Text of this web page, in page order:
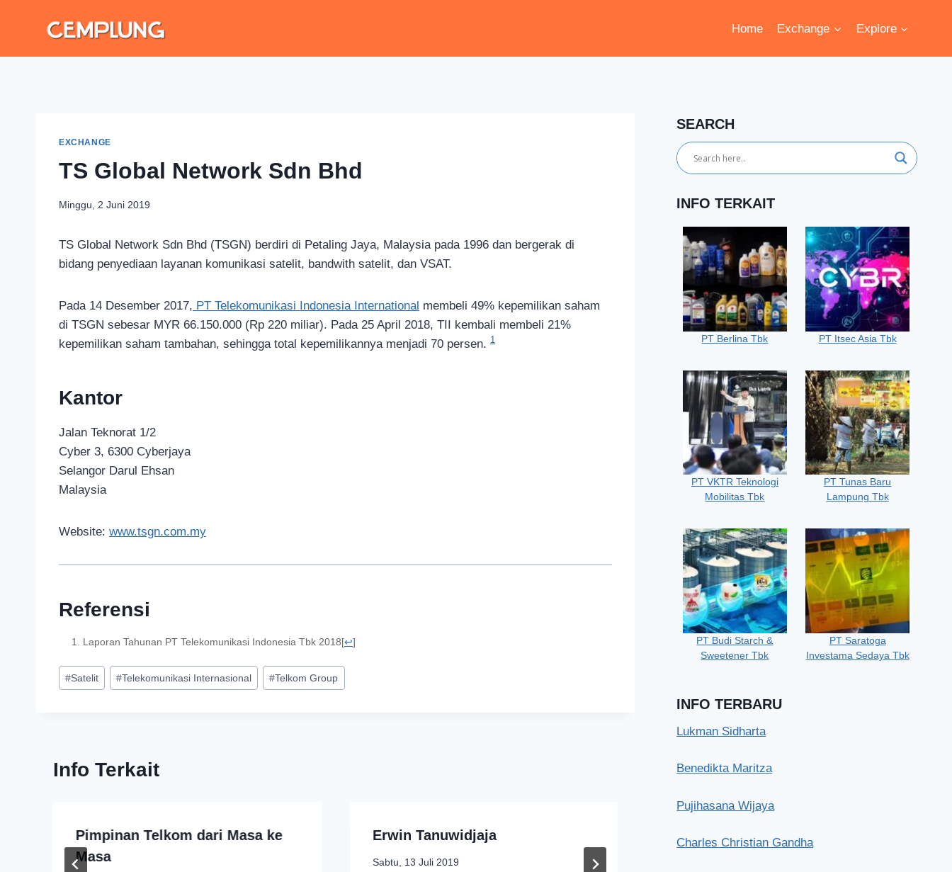
Home Exchange Explore
EXCHANGE
TS Global Network Sdn Bhd
Minggu, 2 Juni 2019
TS Global Network Sdn Bhd (TSGN) berdiri di Petaling Jaya, Malaysia pada 1996 dan bergerak di
bidang penyediaan layanan komunikasi satelit, bandwith satelit, dan VSAT.
Pada 14 Desember 2017, PT Telekomunikasi Indonesia International membeli 49% kepemilikan saham
di TSGN sebesar MYR 66.150.000 (Rp 220 miliar). Pada 25 April 2018, TII kembali membeli 21%
kepemilikan saham tambahan, sehingga total kepemilikannya menjadi 70 persen. 1
Kantor
Jalan Teknorat 1/2
Cyber 3, 6300 Cyberjaya
Selangor Darul Ehsan
Malaysia
Website: www.tsgn.com.my
Referensi
Laporan Tahunan PT Telekomunikasi Indonesia Tbk 2018[↩]
#Satelit #Telekomunikasi Internasional #Telkom Group
Info Terkait
Pimpinan Telkom dari Masa ke
Masa
Erwin Tanuwidjaja
Sabtu, 13 Juli 2019
Mustaslimah
SEARCH
INFO TERKAIT
PT Berlina Tbk PT Itsec Asia Tbk
PT VKTR Teknologi
Mobilitas Tbk
PT Tunas Baru
Lampung Tbk
PT Budi Starch &
Sweetener Tbk
PT Saratoga
Investama Sedaya Tbk
INFO TERBARU
Lukman Sidharta
Benedikta Maritza
Pujihasana Wijaya
Charles Christian Gandha